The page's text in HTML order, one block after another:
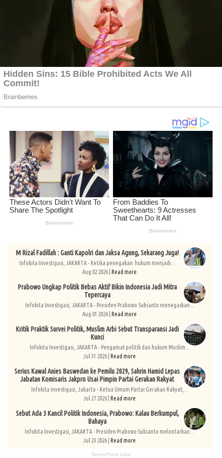
M Rizal Fadillah : Ganti Kapolri dan Jaksa Agung, Sekarang Juga!
Infokita Investigasi, JAKARTA - Ketika penegakan hukum menjadi...
Aug 02 2026 | Read more
Prabowo Ungkap Politik Bebas Aktif Bikin Indonesia Jadi Mitra
Tepercaya
Infokita Investigasi, JAKARTA - Presiden Prabowo Subianto menegaskan...
Aug 01 2026 | Read more
Kritik Praktik Survei Politik, Muslim Arbi Sebut Transparansi Jadi
Kunci
Infokita Investigasi, JAKARTA - Pengamat politik dan hukum Muslim...
Jul 31 2026 | Read more
Serius Kawal Anies Baswedan ke Pemilu 2029, Sahrin Hamid Lepas
Jabatan Komisaris Jakpro Usai Pimpin Partai Gerakan Rakyat
Infokita Investigasi, Jakarta - Ketua Umum Partai Gerakan Rakyat,...
Jul 27 2026 | Read more
Sebut Ada 3 Kancil Politik Indonesia, Prabowo: Kalau Berkumpul,
Bahaya
Infokita Investigasi, JAKARTA - Presiden Prabowo Subianto melontarkan...
Jul 23 2026 | Read more
Recent Posts Label